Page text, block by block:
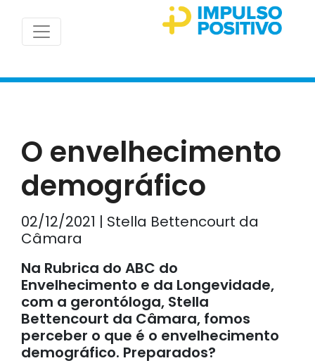
O envelhecimento
demográfico
02/12/2021 | Stella Bettencourt da
Câmara
Na Rubrica do ABC do
Envelhecimento e da Longevidade,
com a gerontóloga, Stella
Bettencourt da Câmara, fomos
perceber o que é o envelhecimento
demográfico. Preparados?